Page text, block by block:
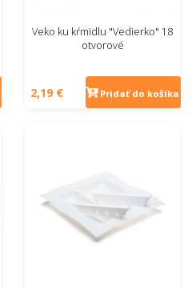
Veko ku kŕmidlu "Vedierko" 18
otvorové
2,19 € Pridať do košíka